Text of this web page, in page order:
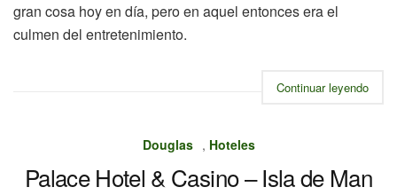
gran cosa hoy en día, pero en aquel entonces era el
culmen del entretenimiento.
Continuar leyendo
Douglas , Hoteles
Palace Hotel & Casino – Isla de Man